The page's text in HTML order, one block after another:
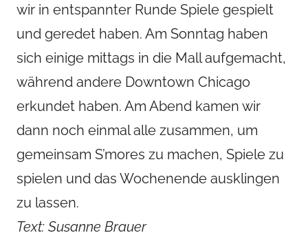
wir in entspannter Runde Spiele gespielt
und geredet haben. Am Sonntag haben
sich einige mittags in die Mall aufgemacht,
während andere Downtown Chicago
erkundet haben. Am Abend kamen wir
dann noch einmal alle zusammen, um
gemeinsam S’mores zu machen, Spiele zu
spielen und das Wochenende ausklingen
zu lassen.
Text: Susanne Brauer